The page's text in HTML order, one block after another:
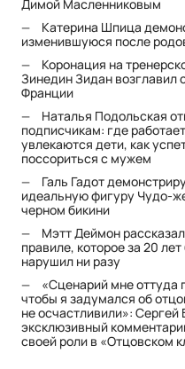
Димой Масленниковым
Катерина Шпица
изменившуюся после
Коронация на
Зинедин Зидан возглавил
Франции
Наталья Подольская
подписчикам: где
увлекаются дети, как
поссориться с мужем
Галь Гадот
идеальную фигуру Чудо-
черном бикини
Мэтт Деймон
правиле, которое за 20
нарушил ни разу
«Сценарий мне оттуда
чтобы я задумался об
не осчастливили»: Сергей
эксклюзивный
своей роли в «Отцовском